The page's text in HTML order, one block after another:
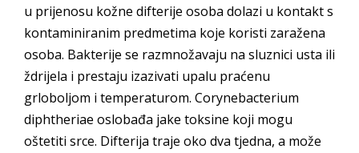
u prijenosu kožne difterije osoba dolazi u kontakt s
kontaminiranim predmetima koje koristi zaražena
osoba. Bakterije se razmnožavaju na sluznici usta ili
ždrijela i prestaju izazivati upalu praćenu
grloboljom i temperaturom. Corynebacterium
diphtheriae oslobađa jake toksine koji mogu
oštetiti srce. Difterija traje oko dva tjedna, a može